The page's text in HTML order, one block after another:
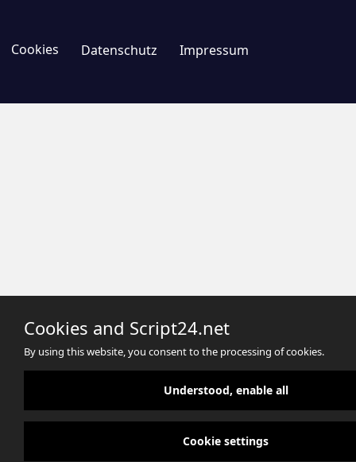
Cookies Datenschutz Impressum
Cookies and Script24.net
By using this website, you consent to the processing of cookies.
Understood, enable all
Cookie settings